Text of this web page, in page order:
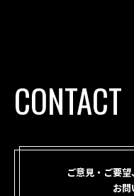
CONTACT
ご意見・ご要
お問